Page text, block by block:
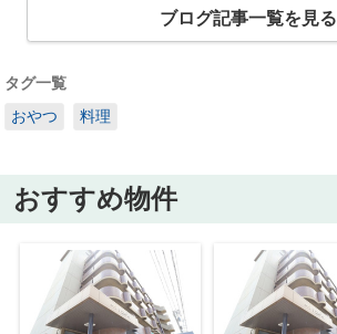
ブログ記事一覧を見る
タグ一覧
おやつ
料理
おすすめ物件